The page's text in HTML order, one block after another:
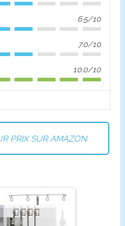
6.5/10
7.0/10
10.0/10
PRIX SUR AMAZON